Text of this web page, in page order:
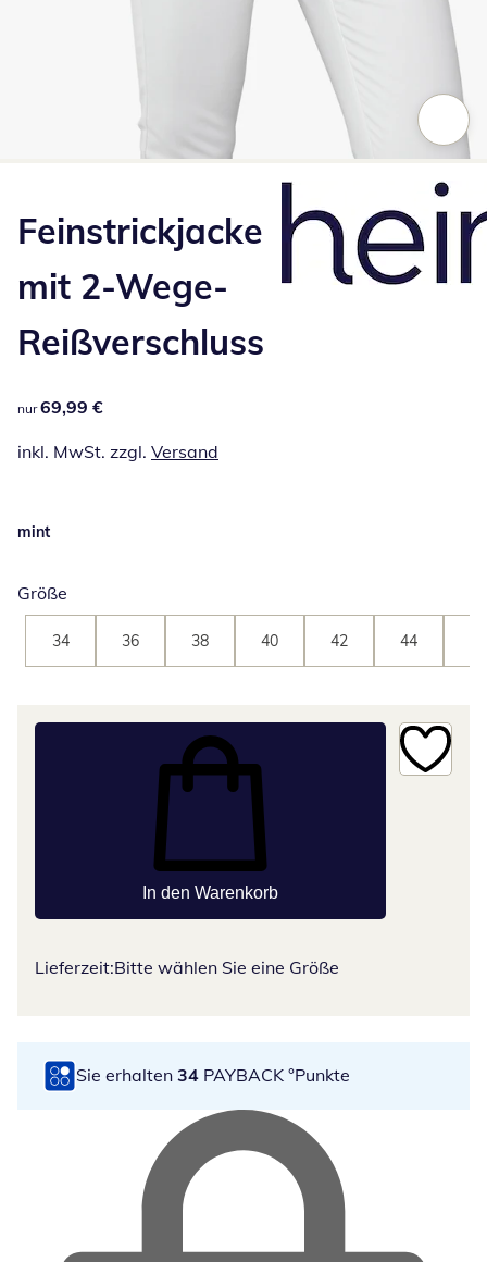
Feinstrickjacke
mit 2-Wege-
Reißverschluss
69,99 €
nur 69,99 €
inkl. MwSt. zzgl. Versand
mint
Größe
34 36 38 40 42 44
In den Warenkorb
Lieferzeit:Bitte wählen Sie eine Größe
Sie erhalten 34 PAYBACK °Punkte